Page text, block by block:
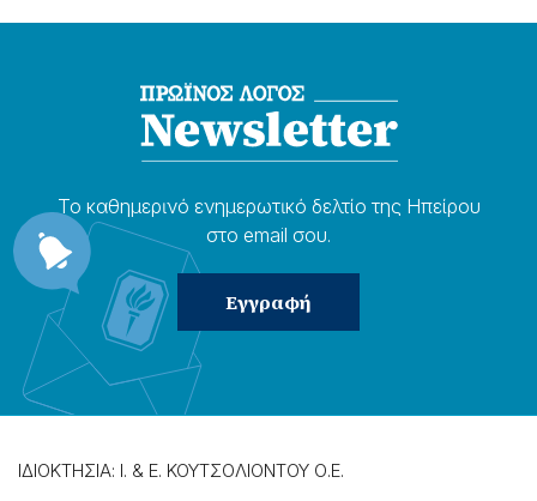
Το καθημερɩνό ενημερωτɩκό δελτίο της Ηπείρου
στο email σου.
ΙΔΙΟΚΤΗΣΙΑ: Ι. & Ε. ΚΟΥΤΣΟΛΙΟΝΤΟΥ Ο.Ε.